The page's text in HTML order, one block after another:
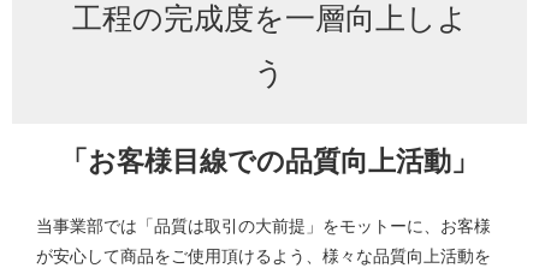
工程の完成度を一層向上しよ
う
「お客様目線での品質向上活動」
当事業部では「品質は取引の大前提」をモットーに、お客様
が安心して商品をご使用頂けるよう、様々な品質向上活動を